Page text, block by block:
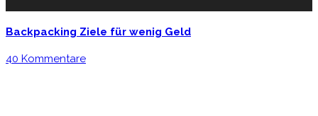
Backpacking Ziele für wenig Geld
40 Kommentare